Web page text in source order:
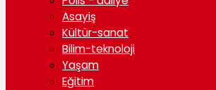
Asayiş
Kültür-sanat
Bilim-teknoloji
Yaşam
Eğitim